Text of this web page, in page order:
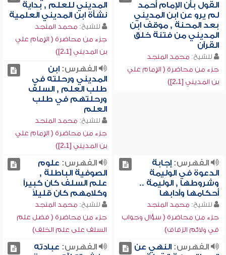
القول بأن الإمام أحمد
لم يرو عن ابن المديني
بعد المحنة , موقف ابن
المديني من فتنة خلق
القرآن
للشيخ: محمد المنجد
جزء من محاضرة ( الإمام علي
بن المديني [2،1])
المديني للعلم , بداية
نشأة ابن المديني العلمية
للشيخ: محمد المنجد
جزء من محاضرة ( الإمام علي
بن المديني [2،1])
الفهرس:ابن
المديني ورحلته في
طلب العلم , السلف
ورحلتهم في طلب
العلم
للشيخ: محمد المنجد
جزء من محاضرة ( الإمام علي
بن المديني [2،1])
الفهرس:إجابة
الدعوة في الوليمة
وشروطها , الوليمة ..
أحكامها وآدابها
للشيخ: محمد المنجد
جزء من محاضرة ( سؤال وجواب
في ولائم الزفاف)
الفهرس: علوم
الصوفية الباطلة ,
علم السلف كان كبيراً
وكلامهم كان قليلاً
للشيخ: محمد المنجد
جزء من محاضرة ( فضل علم
السلف على علم الخلف)
الفهرس:النهي عن
الفهرس: عبادته